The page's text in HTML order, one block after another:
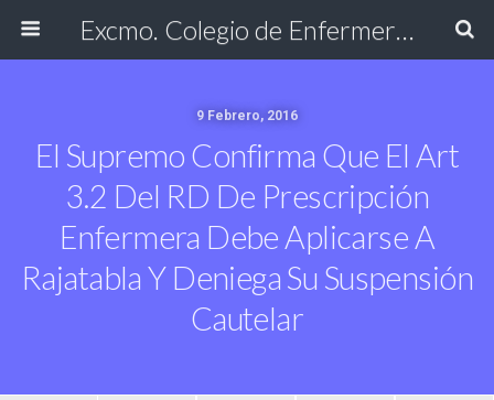
Excmo. Colegio de Enfermería de Cádiz
9 Febrero, 2016
El Supremo Confirma Que El Art
3.2 Del RD De Prescripción
Enfermera Debe Aplicarse A
Rajatabla Y Deniega Su Suspensión
Cautelar